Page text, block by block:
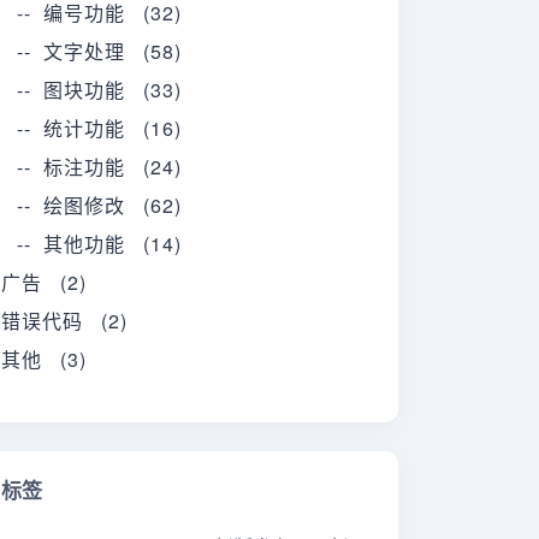
-- 编号功能 (32)
-- 文字处理 (58)
-- 图块功能 (33)
-- 统计功能 (16)
-- 标注功能 (24)
-- 绘图修改 (62)
-- 其他功能 (14)
广告 (2)
错误代码 (2)
其他 (3)
标签